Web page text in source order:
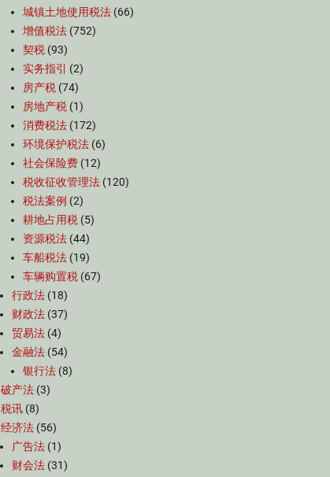
城镇土地使用税法 (66)
增值税法 (752)
契税 (93)
实务指引
(2)
房产税 (74)
房地产税 (1)
消费税法 (172)
环境保护税法 (6)
社会保险费 (12)
税收征收管理法 (120)
税法案例 (2)
耕地占用税 (5)
资源税法 (44)
车船税法 (19)
车辆购置税 (67)
行政法 (18)
财政法 (37)
贸易法 (4)
金融法 (54)
银行法 (8)
破产法 (3)
税讯 (8)
经济法 (56)
广告法 (1)
财会法 (31)